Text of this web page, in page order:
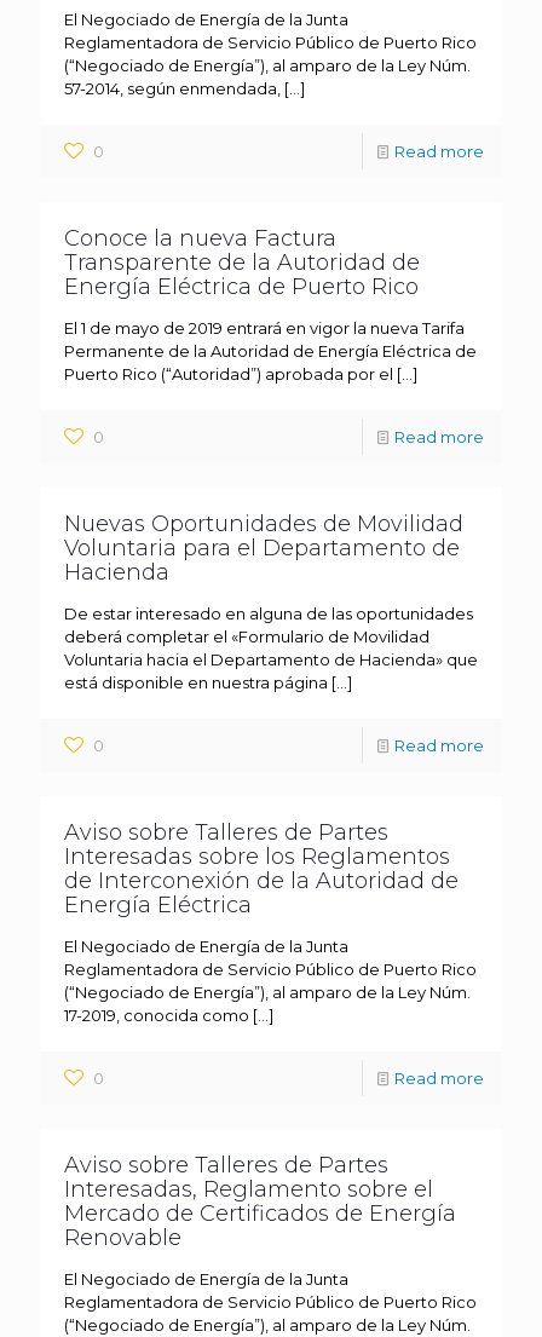
El Negociado de Energía de la Junta
Reglamentadora de Servicio Público de Puerto Rico
(“Negociado de Energía”), al amparo de la Ley Núm.
57-2014, según enmendada, […]
0 Read more
Conoce la nueva Factura
Transparente de la Autoridad de
Energía Eléctrica de Puerto Rico
El 1 de mayo de 2019 entrará en vigor la nueva Tarifa
Permanente de la Autoridad de Energía Eléctrica de
Puerto Rico (“Autoridad”) aprobada por el […]
0 Read more
Nuevas Oportunidades de Movilidad
Voluntaria para el Departamento de
Hacienda
De estar interesado en alguna de las oportunidades
deberá completar el «Formulario de Movilidad
Voluntaria hacia el Departamento de Hacienda» que
está disponible en nuestra página […]
0 Read more
Aviso sobre Talleres de Partes
Interesadas sobre los Reglamentos
de Interconexión de la Autoridad de
Energía Eléctrica
El Negociado de Energía de la Junta
Reglamentadora de Servicio Público de Puerto Rico
(“Negociado de Energía”), al amparo de la Ley Núm.
17-2019, conocida como […]
0 Read more
Aviso sobre Talleres de Partes
Interesadas, Reglamento sobre el
Mercado de Certificados de Energía
Renovable
El Negociado de Energía de la Junta
Reglamentadora de Servicio Público de Puerto Rico
(“Negociado de Energía”), al amparo de la Ley Núm.